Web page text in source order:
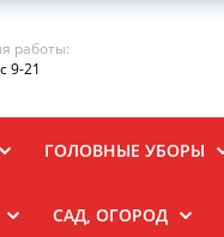
работы:
9-21
ГОЛОВНЫЕ УБОРЫ
САД, ОГОРОД